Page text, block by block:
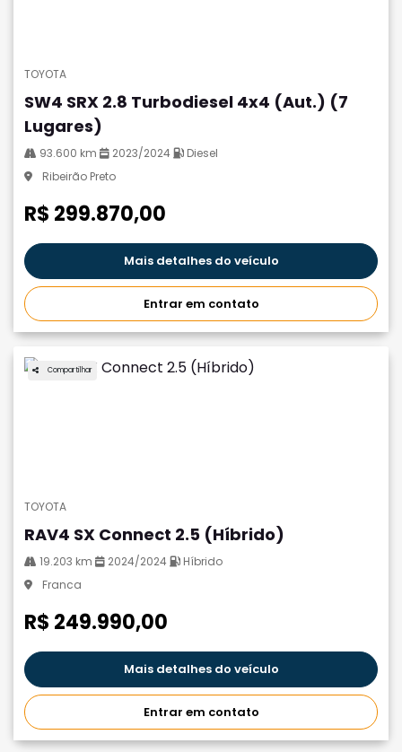
TOYOTA
SW4 SRX 2.8 Turbodiesel 4x4 (Aut.) (7
Lugares)
93.600 km 2023/2024
Diesel
Ribeirão Preto
R$ 299.870,00
Mais detalhes do veículo
Entrar em contato
Compartilhar
TOYOTA
RAV4 SX Connect 2.5 (Híbrido)
19.203 km 2024/2024
Híbrido
Franca
R$ 249.990,00
Mais detalhes do veículo
Entrar em contato